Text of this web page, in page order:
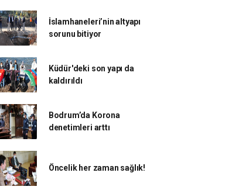
İslamhaneleri’nin altyapı
sorunu bitiyor
Küdür'deki son yapı da
kaldırıldı
Bodrum’da Korona
denetimleri arttı
Öncelik her zaman sağlık!